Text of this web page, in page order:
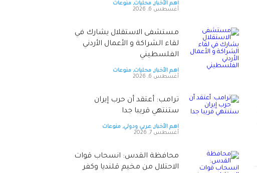
اهم الأخبار, محليات, منوعات
أغسطس 6, 2026
‏مستشفى الاستقلال يشارك في
لقاء الشراكة و الأعمال الأردني
الفلسطيني
اهم الأخبار, محليات, منوعات
أغسطس 6, 2026
ترامب: أعتقد أن حرب إيران
ستنتهي قريبا جدا
اهم الأخبار, عربي ودولي, منوعات
أغسطس 7, 2026
محافظة القدس: انسحاب قوات
الاحتلال من مخيم قلنديا وكفر